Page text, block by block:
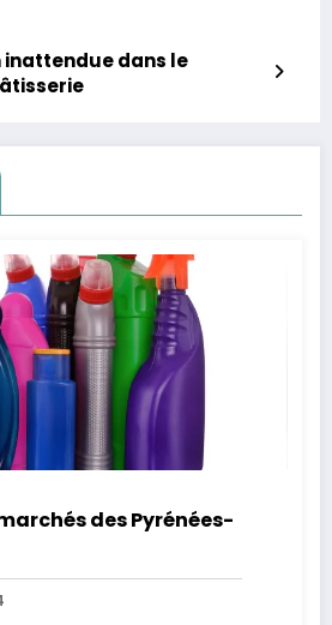
inattendue dans le
des Pyrénées-